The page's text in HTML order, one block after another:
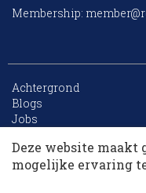
Membership:
Achtergrond
Blogs
Jobs
Archief
Deze website maakt
mogelijke ervaring
10 collega’s
Korting op